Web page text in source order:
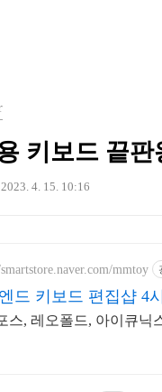
키보드 끝
2023. 4. 15. 10:16
mmtoy
드 키보드 편집샵 4
스, 레오폴드, 아이큐닉